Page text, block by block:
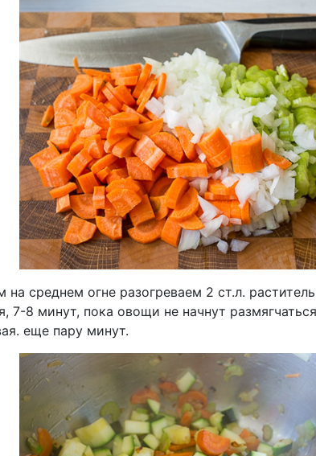
среднем огне разогреваем 2 ст.л.
8 минут, пока овощи не начнут
еще пару минут.